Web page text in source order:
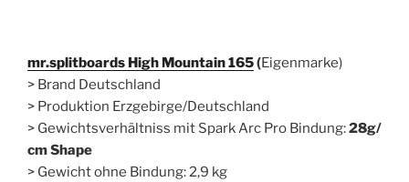
mr.splitboards High Mountain 165(Eigenmarke)
> Brand Deutschland
> Produktion Erzgebirge/Deutschland
> Gewichtsverhältniss mit Spark Arc Pro Bindung:28g/
cm Shape
> Gewicht ohne Bindung: 2,9 kg